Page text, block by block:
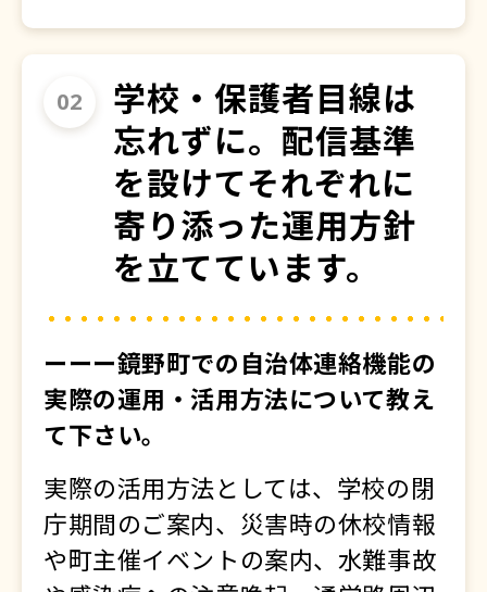
学校・保護者目線は
忘れずに。配信基準
を設けてそれぞれに
寄り添った運用方針
を立てています。
ーーー鏡野町での自治体連絡機能の
実際の運用・活用方法について教え
て下さい。
実際の活用方法としては、学校の閉
庁期間のご案内、災害時の休校情報
や町主催イベントの案内、水難事故